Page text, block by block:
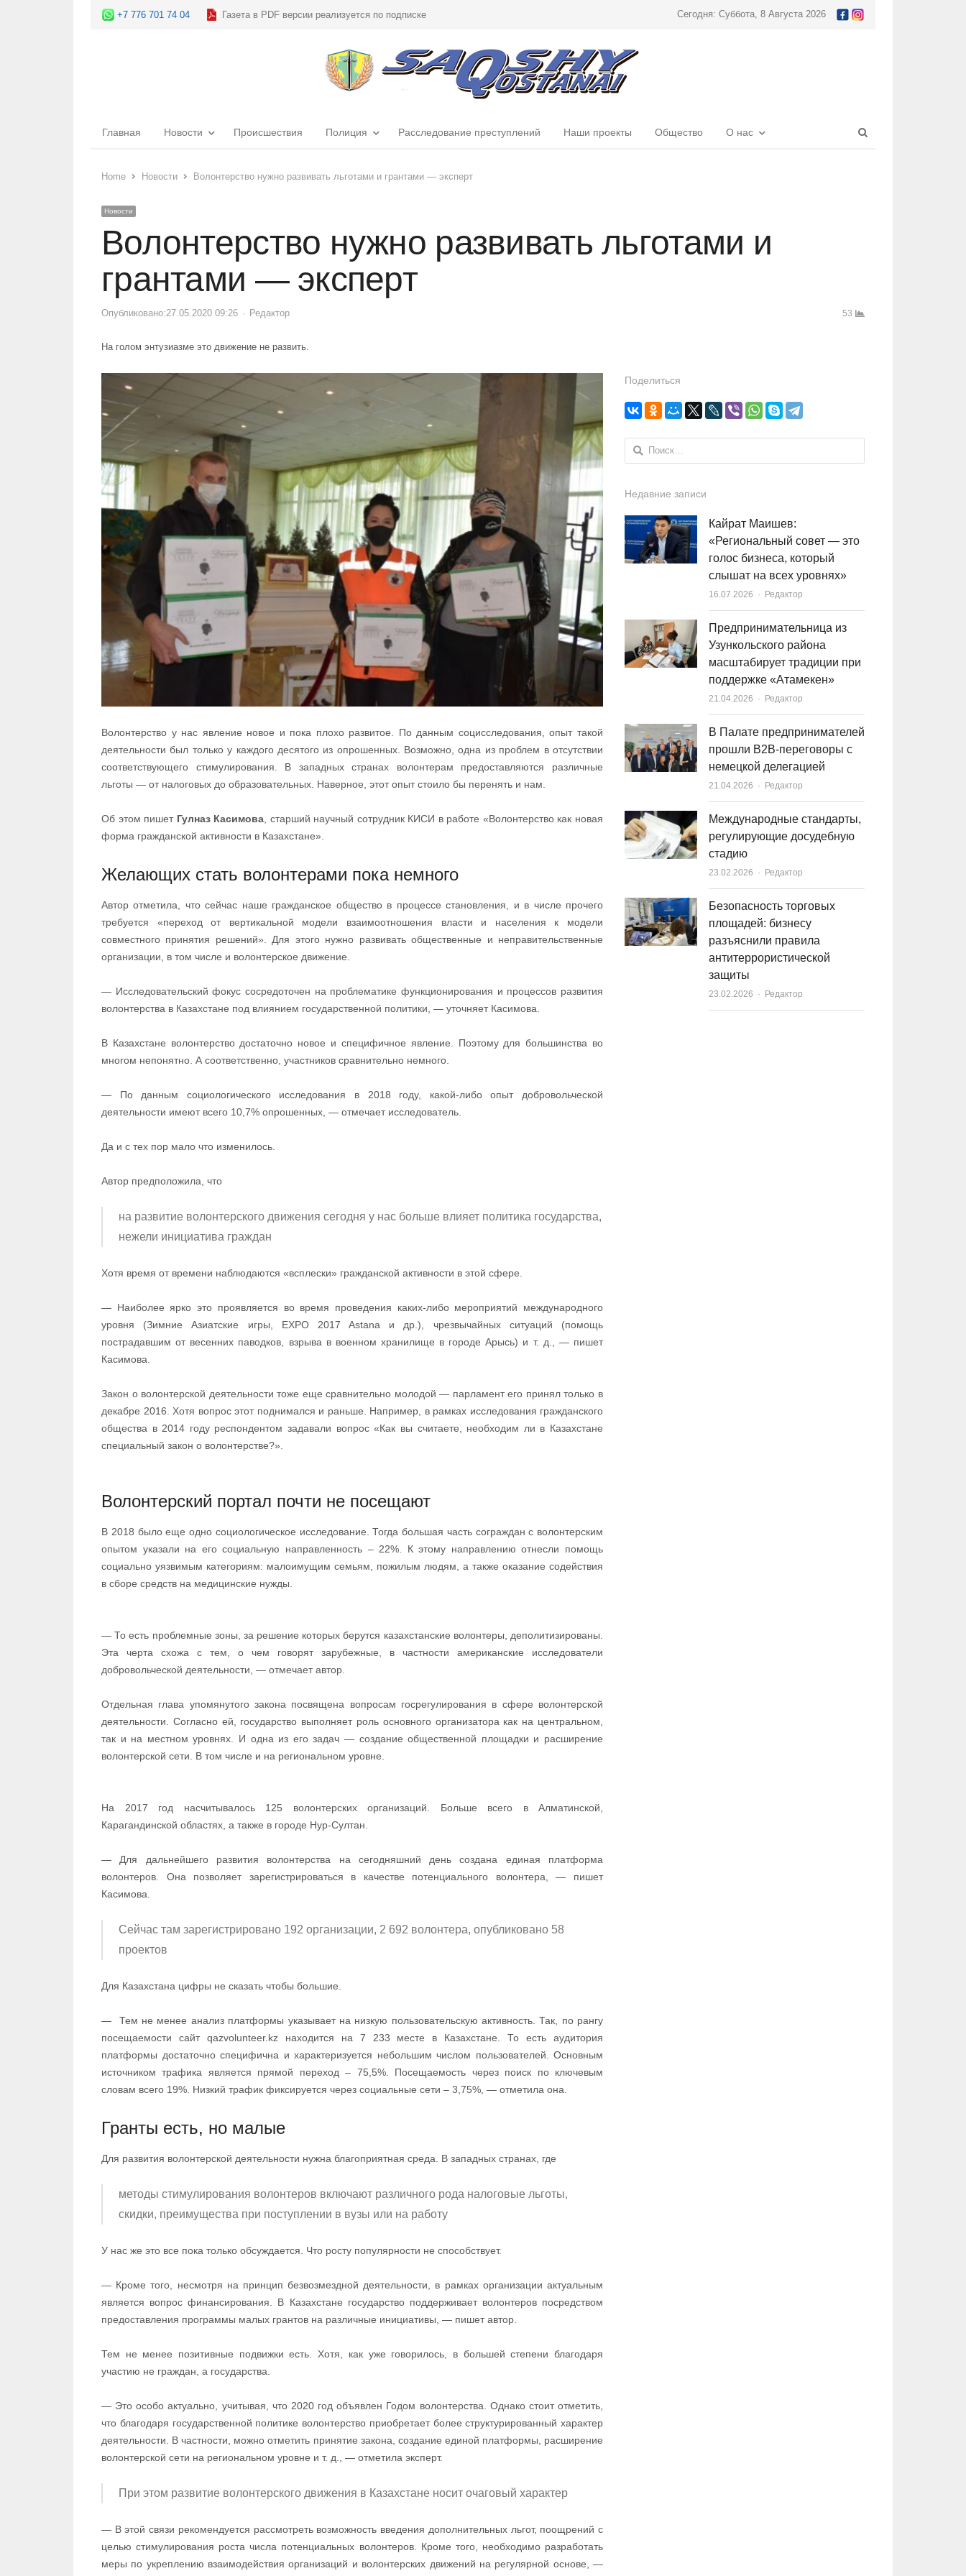
+7 776 701 74 04 Газета в PDF версии реализуется по подписке Сегодня: Суббота, 8 Августа 2026
Главная Новости Происшествия Полиция Расследование преступлений Наши проекты Общество О нас
Home
Новости Волонтерство нужно развивать льготами и грантами — эксперт
Новости
Волонтерство нужно развивать льготами и
грантами — эксперт
Опубликовано:27.05.2020 09:26 Author
Редактор 53
На голом энтузиазме это движение не развить.
Волонтерство у нас явление новое и пока плохо развитое. По данным социсследования, опыт такой
деятельности был только у каждого десятого из опрошенных. Возможно, одна из проблем в отсутствии
соответствующего стимулирования. В западных странах волонтерам предоставляются различные
льготы — от налоговых до образовательных. Наверное, этот опыт стоило бы перенять и нам.
Об этом пишет Гулназ Касимова , старший научный сотрудник КИСИ в работе «Волонтерство как новая
форма гражданской активности в Казахстане».
Желающих стать волонтерами пока немного
Автор отметила, что сейчас наше гражданское общество в процессе становления, и в числе прочего
требуется «переход от вертикальной модели взаимоотношения власти и населения к модели
совместного принятия решений». Для этого нужно развивать общественные и неправительственные
организации, в том числе и волонтерское движение.
— Исследовательский фокус сосредоточен на проблематике функционирования и процессов развития
волонтерства в Казахстане под влиянием государственной политики, — уточняет Касимова.
В Казахстане волонтерство достаточно новое и специфичное явление. Поэтому для большинства во
многом непонятно. А соответственно, участников сравнительно немного.
— По данным социологического исследования в 2018 году, какой-либо опыт добровольческой
деятельности имеют всего 10,7% опрошенных, — отмечает исследователь.
Да и с тех пор мало что изменилось.
Автор предположила, что
на развитие волонтерского движения сегодня у нас больше влияет политика государства,
нежели инициатива граждан
Хотя время от времени наблюдаются «всплески» гражданской активности в этой сфере.
— Наиболее ярко это проявляется во время проведения каких-либо мероприятий международного
уровня (Зимние Азиатские игры, EXPO 2017 Astana и др.), чрезвычайных ситуаций (помощь
пострадавшим от весенних паводков, взрыва в военном хранилище в городе Арысь) и т. д., — пишет
Касимова.
Закон о волонтерской деятельности тоже еще сравнительно молодой — парламент его принял только в
декабре 2016. Хотя вопрос этот поднимался и раньше. Например, в рамках исследования гражданского
общества в 2014 году респондентом задавали вопрос «Как вы считаете, необходим ли в Казахстане
специальный закон о волонтерстве?».
Волонтерский портал почти не посещают
В 2018 было еще одно социологическое исследование. Тогда большая часть сограждан с волонтерским
опытом указали на его социальную направленность – 22%. К этому направлению отнесли помощь
социально уязвимым категориям: малоимущим семьям, пожилым людям, а также оказание содействия
в сборе средств на медицинские нужды.
— То есть проблемные зоны, за решение которых берутся казахстанские волонтеры, деполитизированы.
Эта черта схожа с тем, о чем говорят зарубежные, в частности американские исследователи
добровольческой деятельности, — отмечает автор.
Отдельная глава упомянутого закона посвящена вопросам госрегулирования в сфере волонтерской
деятельности. Согласно ей, государство выполняет роль основного организатора как на центральном,
так и на местном уровнях. И одна из его задач — создание общественной площадки и расширение
волонтерской сети. В том числе и на региональном уровне.
На 2017 год насчитывалось 125 волонтерских организаций. Больше всего в Алматинской,
Карагандинской областях, а также в городе Нур-Султан.
— Для дальнейшего развития волонтерства на сегодняшний день создана единая платформа
волонтеров. Она позволяет зарегистрироваться в качестве потенциального волонтера, — пишет
Касимова.
Сейчас там зарегистрировано 192 организации, 2 692 волонтера, опубликовано 58
проектов
Для Казахстана цифры не сказать чтобы большие.
— Тем не менее анализ платформы указывает на низкую пользовательскую активность. Так, по рангу
посещаемости сайт qazvolunteer.kz находится на 7 233 месте в Казахстане. То есть аудитория
платформы достаточно специфична и характеризуется небольшим числом пользователей. Основным
источником трафика является прямой переход – 75,5%. Посещаемость через поиск по ключевым
словам всего 19%. Низкий трафик фиксируется через социальные сети – 3,75%, — отметила она.
Гранты есть, но малые
Для развития волонтерской деятельности нужна благоприятная среда. В западных странах, где
методы стимулирования волонтеров включают различного рода налоговые льготы,
скидки, преимущества при поступлении в вузы или на работу
У нас же это все пока только обсуждается. Что росту популярности не способствует.
— Кроме того, несмотря на принцип безвозмездной деятельности, в рамках организации актуальным
является вопрос финансирования. В Казахстане государство поддерживает волонтеров посредством
предоставления программы малых грантов на различные инициативы, — пишет автор.
Тем не менее позитивные подвижки есть. Хотя, как уже говорилось, в большей степени благодаря
участию не граждан, а государства.
— Это особо актуально, учитывая, что 2020 год объявлен Годом волонтерства. Однако стоит отметить,
что благодаря государственной политике волонтерство приобретает более структурированный характер
деятельности. В частности, можно отметить принятие закона, создание единой платформы, расширение
волонтерской сети на региональном уровне и т. д., — отметила эксперт.
При этом развитие волонтерского движения в Казахстане носит очаговый характер
— В этой связи рекомендуется рассмотреть возможность введения дополнительных льгот, поощрений с
целью стимулирования роста числа потенциальных волонтеров. Кроме того, необходимо разработать
меры по укреплению взаимодействия организаций и волонтерских движений на регулярной основе, —
Поделиться
Найти:
Недавние записи
Кайрат Маишев:
«Региональный совет — это
голос бизнеса, который
слышат на всех уровнях»
16.07.2026 Author
Редактор
Предпринимательница из
Узункольского района
масштабирует традиции при
поддержке «Атамекен»
21.04.2026 Author
Редактор
В Палате предпринимателей
прошли B2B-переговоры с
немецкой делегацией
21.04.2026 Author
Редактор
Международные стандарты,
регулирующие досудебную
стадию
23.02.2026 Author
Редактор
Безопасность торговых
площадей: бизнесу
разъяснили правила
антитеррористической
защиты
23.02.2026 Author
Редактор